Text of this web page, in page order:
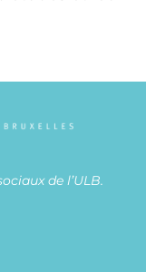
de l’ULB.